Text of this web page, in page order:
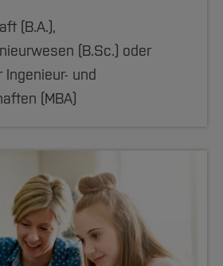
(B.A.),
(B.Sc.) oder
und
(MBA)